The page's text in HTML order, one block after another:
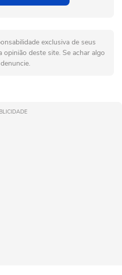
exclusiva de seus
opinião deste site. Se achar algo